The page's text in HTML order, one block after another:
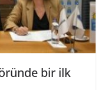
bir ilk